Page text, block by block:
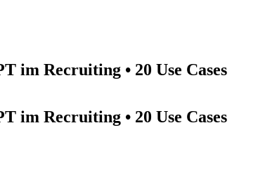
im Recruiting • 20 Use Cases
im Recruiting • 20 Use Cases